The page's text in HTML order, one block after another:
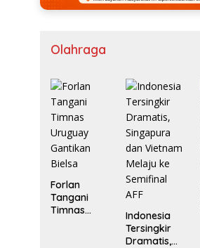
Olahraga
Forlan
Tangani
Timnas
Indonesia
Tersingkir
Dramatis,